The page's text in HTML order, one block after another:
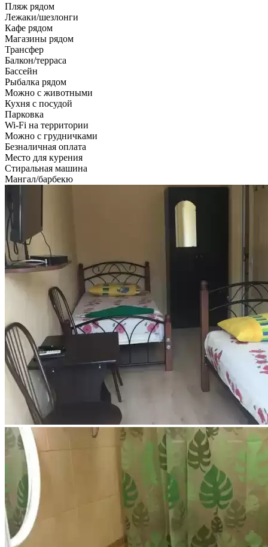
Пляж рядом
Лежаки/шезлонги
Кафе рядом
Магазины рядом
Трансфер
Балкон/терраса
Бассейн
Рыбалка рядом
Можно с животными
Кухня с посудой
Парковка
Wi-Fi на территории
Можно с грудничками
Безналичная оплата
Место для курения
Стиральная машина
Мангал/барбекю